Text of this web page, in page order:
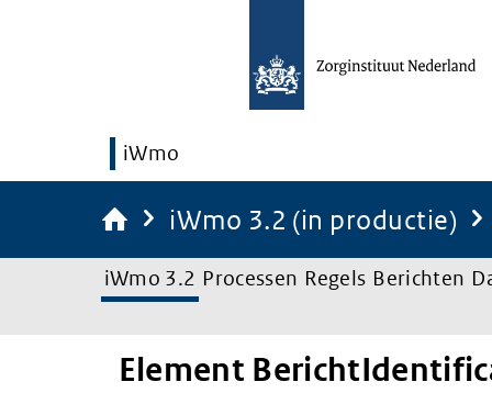
iWmo
iWmo 3.2 (in productie)
iWmo 3.2 Processen Regels Berichten
Element